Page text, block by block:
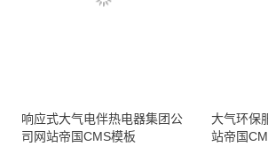
响应式大气电伴热电器集团公
司网站帝国CMS模板
大气环保
站帝国